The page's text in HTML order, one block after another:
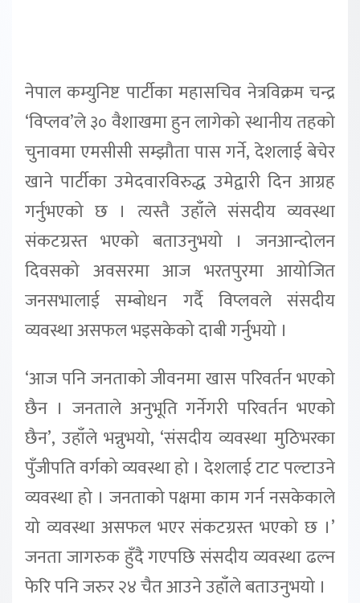
नेपाल कम्युनिष्ट पार्टीका महासचिव नेत्रविक्रम चन्द्र
‘विप्लव’ले ३० वैशाखमा हुन लागेको स्थानीय तहको
चुनावमा एमसीसी सम्झौता पास गर्ने, देशलाई बेचेर
खाने पार्टीका उमेदवारविरुद्ध उमेद्वारी दिन आग्रह
गर्नुभएको छ । त्यस्तै उहाँले संसदीय व्यवस्था
संकटग्रस्त भएको बताउनुभयो । जनआन्दोलन
दिवसको अवसरमा आज भरतपुरमा आयोजित
जनसभालाई सम्बोधन गर्दै विप्लवले संसदीय
व्यवस्था असफल भइसकेको दाबी गर्नुभयो ।
‘आज पनि जनताको जीवनमा खास परिवर्तन भएको
छैन । जनताले अनुभूति गर्नेगरी परिवर्तन भएको
छैन’, उहाँले भन्नुभयो, ‘संसदीय व्यवस्था मुठिभरका
पुँजीपति वर्गको व्यवस्था हो । देशलाई टाट पल्टाउने
व्यवस्था हो । जनताको पक्षमा काम गर्न नसकेकाले
यो व्यवस्था असफल भएर संकटग्रस्त भएको छ ।’
जनता जागरुक हुँदै गएपछि संसदीय व्यवस्था ढल्न
फेरि पनि जरुर २४ चैत आउने उहाँले बताउनुभयो ।